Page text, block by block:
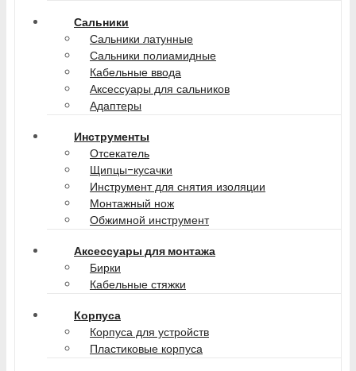
Сальники
Сальники латунные
Сальники полиамидные
Кабельные ввода
Аксессуары для сальников
Адаптеры
Инструменты
Отсекатель
Щипцы-кусачки
Инструмент для снятия изоляции
Монтажный нож
Обжимной инструмент
Аксессуары для монтажа
Бирки
Кабельные стяжки
Корпуса
Корпуса для устройств
Пластиковые корпуса